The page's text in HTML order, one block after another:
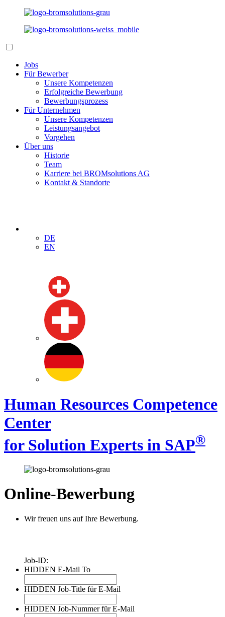
Jobs
Für Bewerber
Unsere Kompetenzen
Erfolgreiche Bewerbung
Bewerbungsprozess
Für Unternehmen
Unsere Kompetenzen
Leistungsangebot
Vorgehen
Über uns
Historie
Team
Karriere bei BROMsolutions AG
Kontakt & Standorte
DE
EN
Human Resources Competence
Center
for Solution Experts in SAP®
Online-Bewerbung
Wir freuen uns auf Ihre Bewerbung.
Job-ID:
HIDDEN E-Mail To
HIDDEN Job-Title für E-Mail
HIDDEN Job-Nummer für E-Mail